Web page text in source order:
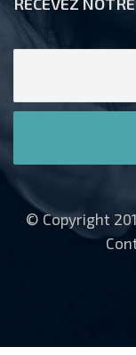
© Copyright